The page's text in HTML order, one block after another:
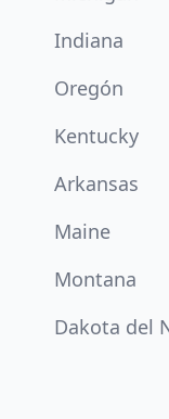
Indiana
Oregón
Kentucky
Arkansas
Maine
Montana
Dakota del